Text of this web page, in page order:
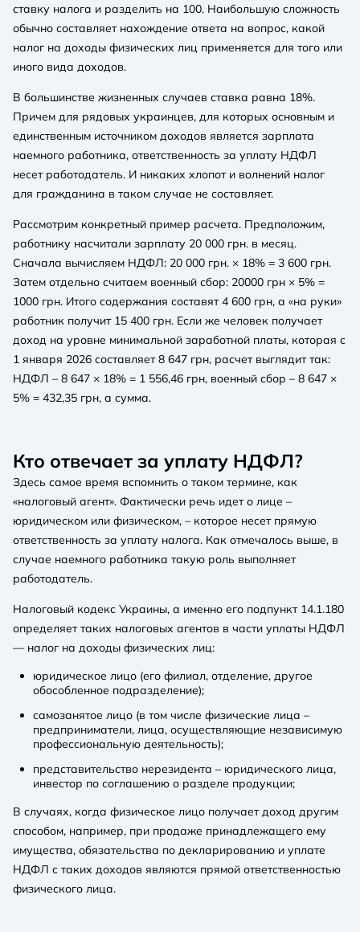
ставку налога и разделить на 100. Наибольшую сложность
обычно составляет нахождение ответа на вопрос, какой
налог на доходы физических лиц применяется для того или
иного вида доходов.
В большинстве жизненных случаев ставка равна 18%.
Причем для рядовых украинцев, для которых основным и
единственным источником доходов является зарплата
наемного работника, ответственность за уплату НДФЛ
несет работодатель. И никаких хлопот и волнений налог
для гражданина в таком случае не составляет.
Рассмотрим конкретный пример расчета. Предположим,
работнику насчитали зарплату 20 000 грн. в месяц.
Сначала вычисляем НДФЛ: 20 000 грн. × 18% = 3 600 грн.
Затем отдельно считаем военный сбор: 20000 грн × 5% =
1000 грн. Итого содержания составят 4 600 грн, а «на руки»
работник получит 15 400 грн. Если же человек получает
доход на уровне минимальной заработной платы, которая с
1 января 2026 составляет 8 647 грн, расчет выглядит так:
НДФЛ – 8 647 × 18% = 1 556,46 грн, военный сбор – 8 647 ×
5% = 432,35 грн, а сумма.
Кто отвечает за уплату НДФЛ?
Здесь самое время вспомнить о таком термине, как
«налоговый агент». Фактически речь идет о лице –
юридическом или физическом, – которое несет прямую
ответственность за уплату налога. Как отмечалось выше, в
случае наемного работника такую роль выполняет
работодатель.
Налоговый кодекс Украины, а именно его подпункт 14.1.180
определяет таких налоговых агентов в части уплаты НДФЛ
— налог на доходы физических лиц:
юридическое лицо (его филиал, отделение, другое
обособленное подразделение);
самозанятое лицо (в том числе физические лица –
предприниматели, лица, осуществляющие независимую
профессиональную деятельность);
представительство нерезидента – юридического лица,
инвестор по соглашению о разделе продукции;
В случаях, когда физическое лицо получает доход другим
способом, например, при продаже принадлежащего ему
имущества, обязательства по декларированию и уплате
НДФЛ с таких доходов являются прямой ответственностью
физического лица.